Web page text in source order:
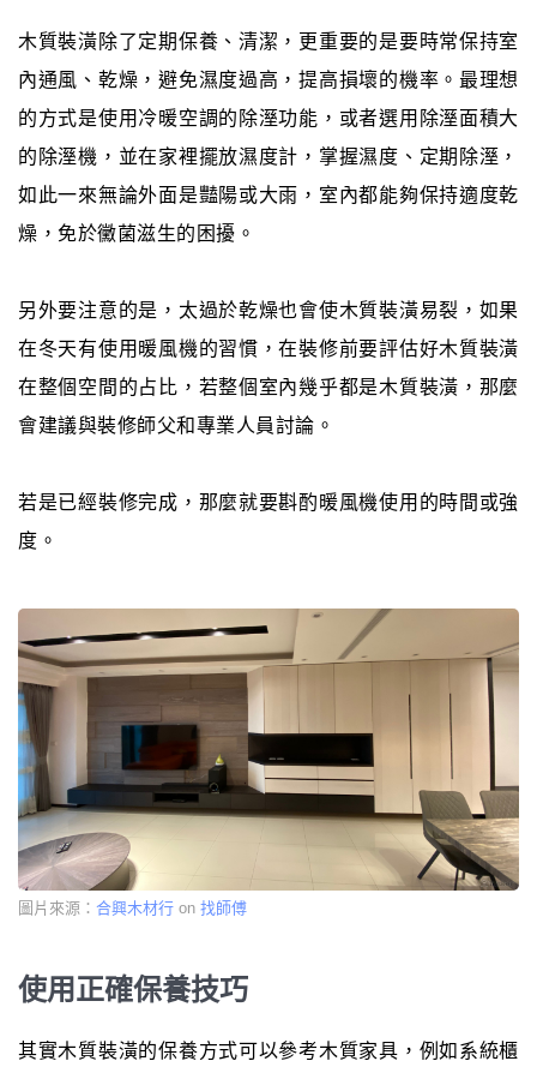
木質裝潢除了定期保養、清潔，更重要的是要時常保持室
內通風、乾燥，避免濕度過高，提高損壞的機率。最理想
的方式是使用冷暖空調的除溼功能，或者選用除溼面積大
的除溼機，並在家裡擺放濕度計，掌握濕度、定期除溼，
如此一來無論外面是豔陽或大雨，室內都能夠保持適度乾
燥，免於黴菌滋生的困擾。
另外要注意的是，太過於乾燥也會使木質裝潢易裂，如果
在冬天有使用暖風機的習慣，在裝修前要評估好木質裝潢
在整個空間的占比，若整個室內幾乎都是木質裝潢，那麼
會建議與裝修師父和專業人員討論。
若是已經裝修完成，那麼就要斟酌暖風機使用的時間或強
度。
圖片來源： 合興木材行 on 找師傅
使用正確保養技巧
其實木質裝潢的保養方式可以參考木質家具，例如系統櫃